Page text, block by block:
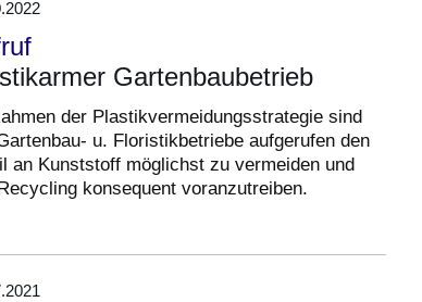
Gartenbaubetrieb
der Plastikvermeidungsstrategie sind
u. Floristikbetriebe aufgerufen den
an Kunststoff möglichst zu vermeiden und
konsequent voranzutreiben.